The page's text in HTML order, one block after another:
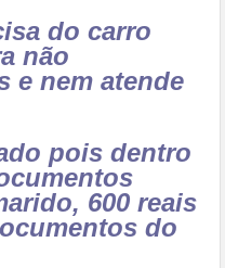
do carro
não
e nem atende
pois dentro
600 reais
do